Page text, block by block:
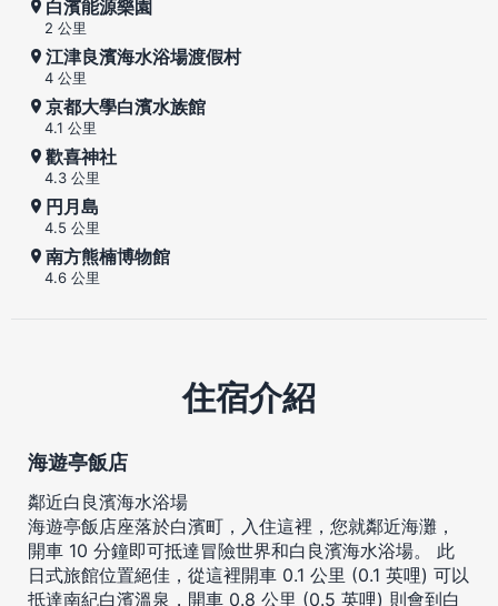
白濱能源樂園
2 公里
江津良濱海水浴場渡假村
4 公里
京都大學白濱水族館
4.1 公里
歡喜神社
4.3 公里
円月島
4.5 公里
南方熊楠博物館
4.6 公里
住宿介紹
海遊亭飯店
鄰近白良濱海水浴場
海遊亭飯店座落於白濱町，入住這裡，您就鄰近海灘，
開車 10 分鐘即可抵達冒險世界和白良濱海水浴場。 此
日式旅館位置絕佳，從這裡開車 0.1 公里 (0.1 英哩) 可以
抵達南紀白濱溫泉，開車 0.8 公里 (0.5 英哩) 則會到白